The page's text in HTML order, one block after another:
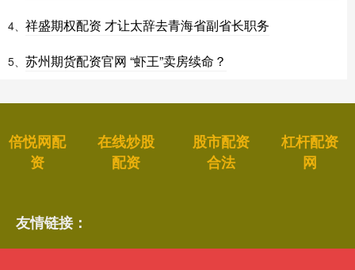
4、 祥盛期权配资 才让太辞去青海省副省长职务
5、 苏州期货配资官网 “虾王”卖房续命？
倍悦网配
资
在线炒股
配资
股市配资
合法
杠杆配资
网
友情链接：